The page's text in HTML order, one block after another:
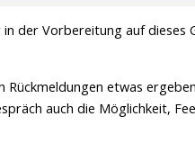
der Vorbereitung auf dieses
etwas
auch die Möglichkeit,